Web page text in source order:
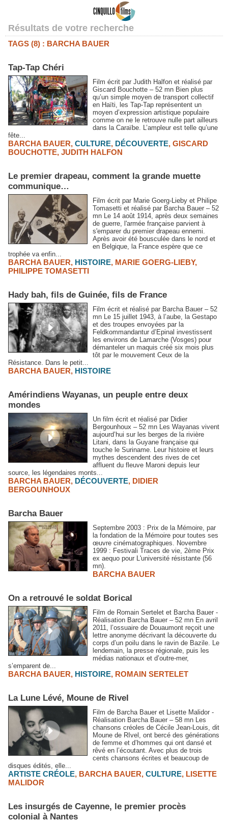
Résultats de votre recherche
TAGS (8) : BARCHA BAUER
Tap-Tap Chéri
Film écrit par Judith Halfon et réalisé par
Giscard Bouchotte – 52 mn Bien plus
qu’un simple moyen de transport collectif
en Haïti, les Tap-Tap représentent un
moyen d’expression artistique populaire
comme on ne le retrouve nulle part ailleurs
dans la Caraïbe. L’ampleur est telle qu’une
fête...
BARCHA BAUER, CULTURE, DÉCOUVERTE, GISCARD
BOUCHOTTE, JUDITH HALFON
Le premier drapeau, comment la grande muette
communique…
Film écrit par Marie Goerg-Lieby et Philipe
Tomasetti et réalisé par Barcha Bauer – 52
mn Le 14 août 1914, après deux semaines
de guerre, l'armée française parvient à
s'emparer du premier drapeau ennemi.
Après avoir été bousculée dans le nord et
en Belgique, la France espère que ce
trophée va enfin...
BARCHA BAUER, HISTOIRE, MARIE GOERG-LIEBY,
PHILIPPE TOMASETTI
Hady bah, fils de Guinée, fils de France
Film écrit et réalisé par Barcha Bauer – 52
mn Le 15 juillet 1943, à l’aube, la Gestapo
et des troupes envoyées par la
Feldkommandantur d’Epinal investissent
les environs de Lamarche (Vosges) pour
démanteler un maquis créé six mois plus
tôt par le mouvement Ceux de la
Résistance. Dans le petit...
BARCHA BAUER, HISTOIRE
Amérindiens Wayanas, un peuple entre deux
mondes
Un film écrit et réalisé par Didier
Bergounhoux – 52 mn Les Wayanas vivent
aujourd’hui sur les berges de la rivière
Litani, dans la Guyane française qui
touche le Suriname. Leur histoire et leurs
mythes descendent des rives de cet
affluent du fleuve Maroni depuis leur
source, les légendaires monts...
BARCHA BAUER, DÉCOUVERTE, DIDIER
BERGOUNHOUX
Barcha Bauer
Septembre 2003 : Prix de la Mémoire, par
la fondation de la Mémoire pour toutes ses
œuvre cinématographiques. Novembre
1999 : Festivali Traces de vie, 2ème Prix
ex aequo pour L'université résistante (56
mn).
BARCHA BAUER
On a retrouvé le soldat Borical
Film de Romain Sertelet et Barcha Bauer -
Réalisation Barcha Bauer – 52 mn En avril
2011, l’ossuaire de Douaumont reçoit une
lettre anonyme décrivant la découverte du
corps d’un poilu dans le ravin de Bazile. Le
lendemain, la presse régionale, puis les
médias nationaux et d’outre-mer,
s’emparent de...
BARCHA BAUER, HISTOIRE, ROMAIN SERTELET
La Lune Lévé, Moune de Rivel
Film de Barcha Bauer et Lisette Malidor -
Réalisation Barcha Bauer – 58 mn Les
chansons créoles de Cécile Jean-Louis, dit
Moune de RIvel, ont bercé des générations
de femme et d’hommes qui ont dansé et
rêvé en l’écoutant. Avec plus de trois
cents chansons écrites et beaucoup de
disques édités, elle...
ARTISTE CRÉOLE, BARCHA BAUER, CULTURE, LISETTE
MALIDOR
Les insurgés de Cayenne, le premier procès
colonial à Nantes